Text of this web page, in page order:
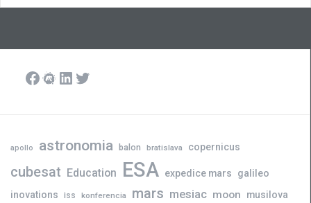
Facebook
Meetup
LinkedIn
Twitter
apollo astronomia balon bratislava copernicus
cubesat Education ESA expedice mars
galileo
inovations iss konferencia mars mesiac moon musilova